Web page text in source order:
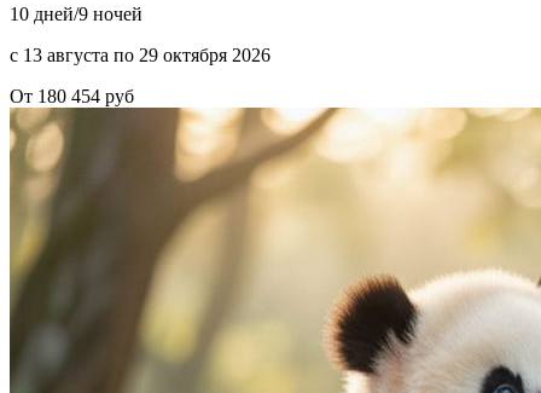
10 дней/9 ночей
с 13 августа по 29 октября 2026
От 180 454 руб